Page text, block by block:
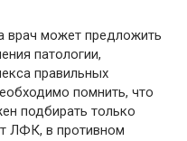
врач может предложить
патологии,
правильных
помнить, что
подбирать только
ЛФК, в противном